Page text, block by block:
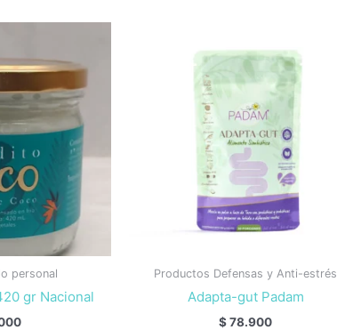
personal
gr Nacional
Productos Defensas y Anti-estrés
Adapta-gut Padam
$78.900